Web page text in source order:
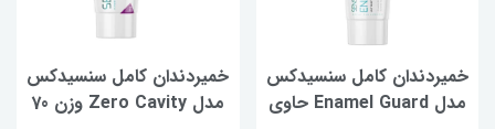
خمیردندان کامل سنسیدکس
مدل Enamel Guard حاوی
خمیردندان کامل سنسیدکس
مدل Zero Cavity وزن 70